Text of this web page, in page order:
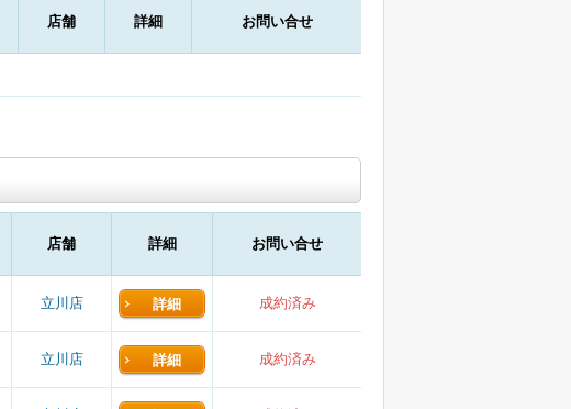
店舗 詳細 お問い合せ
店舗 詳細 お問い合せ
立川店 詳細 成約済み
立川店 詳細 成約済み